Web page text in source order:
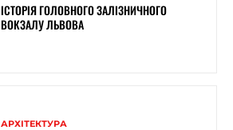
ІСТОРІЯ ГОЛОВНОГО ЗАЛІЗНИЧНОГО
ВОКЗАЛУ ЛЬВОВА
АРХІТЕКТУРА